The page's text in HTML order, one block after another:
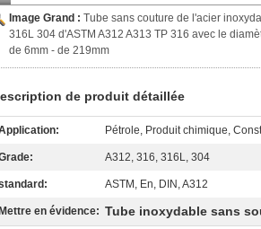
Image Grand : Tube sans couture de l'acier
316L 304 d'ASTM A312 A313 TP 316 avec le
de 6mm - de 219mm
de produit détaillée
Pétrole, Produit chimique,
A312, 316, 316L, 304
ASTM, En, DIN, A312
en évidence: Tube inoxydable sans